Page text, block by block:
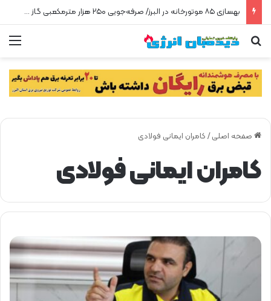
بهسازی ۸۵ موتورخانه در البرز/ صرفه‌جویی ۲۵۰ هزار مترمکعبی گاز در سه ماه
جستجو برای
صفحه اصلی / کامران ایمانی فولادی
کامران ایمانی فولادی